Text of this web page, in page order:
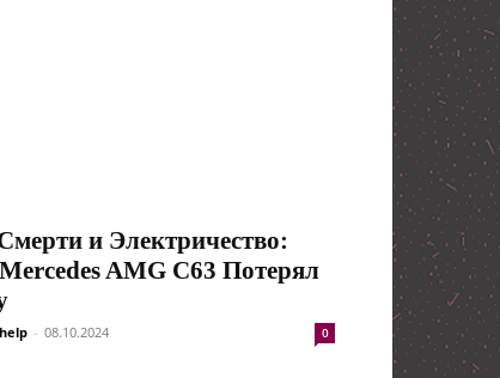
и Электричество:
AMG C63 Потерял
- 08.10.2024 0